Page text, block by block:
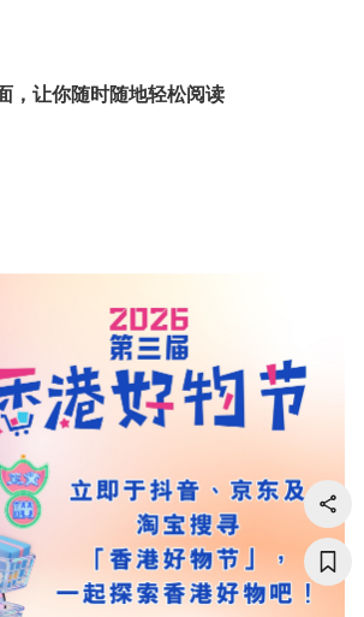
，让你随时随地轻松阅读